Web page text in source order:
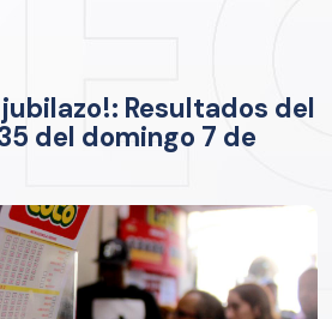
jubilazo!: Resultados del
del domingo 7 de